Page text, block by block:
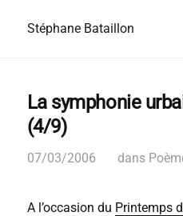
Stéphane Bataillon
La symphonie
(4/9)
07/03/2006 dans
A l’occasion du Printemps